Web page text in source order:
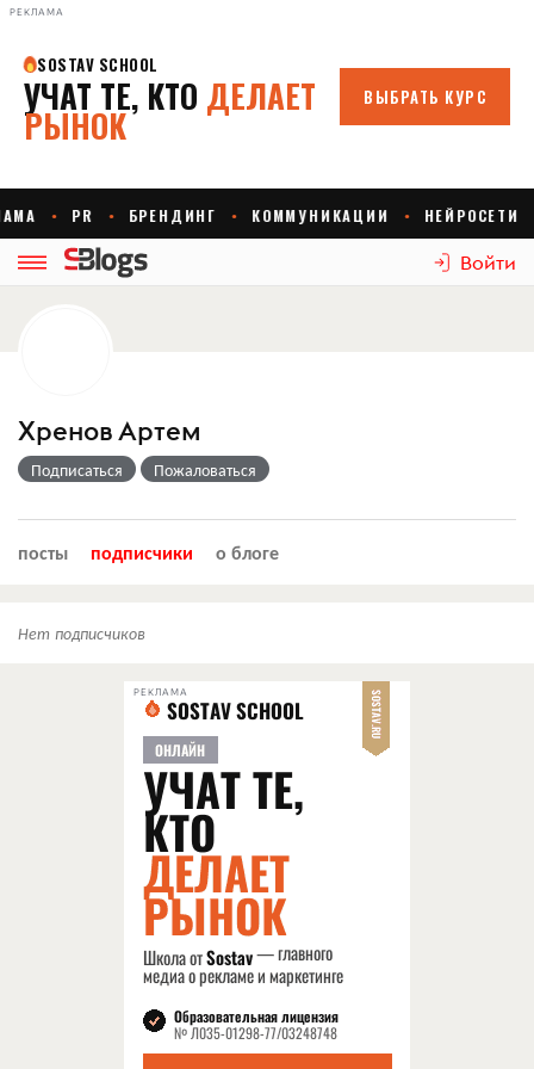
РЕКЛАМА
Войти
Хренов Артем
Подписаться Пожаловаться
посты подписчики о блоге
Нет подписчиков
РЕКЛАМА